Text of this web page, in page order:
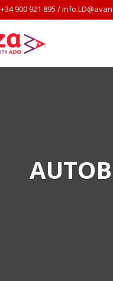
+34 900 921 895 /